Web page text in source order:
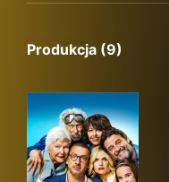
Produkcja (9)